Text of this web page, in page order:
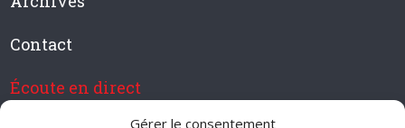
Gérer le consentement
Contact
Écoute en direct